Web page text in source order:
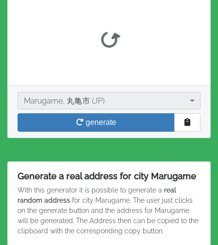
CityMarugame, 丸亀市 (JP)
generate
Generate a real address for city Marugame
With this generator it is possible to generate a real
random address for city Marugame. The user just clicks
on the generate button and the address for Marugame
will be generated. The Address then can be copied to the
clipboard with the corresponding copy button.